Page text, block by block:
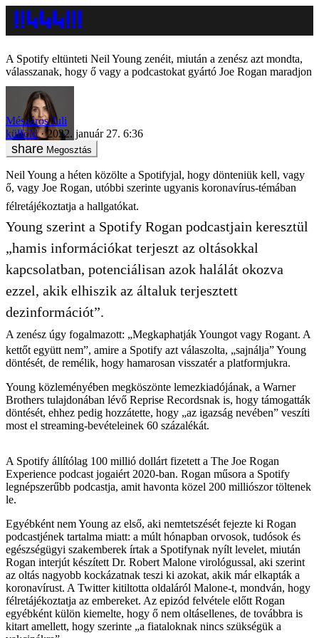
A Spotify eltünteti Neil Young zenéit, miután a zenész azt mondta,
válasszanak, hogy ő vagy a podcastokat gyártó Joe Rogan maradjon
Mészáros Juli
külföld
2022. január 27. 6:36
Megosztás
Neil Young a héten közölte a Spotifyjal, hogy dönteniük kell, vagy
ő, vagy Joe Rogan, utóbbi szerinte ugyanis koronavírus-témában
félretájékoztatja a hallgatókat.
Young szerint a Spotify Rogan podcastjain keresztül
„hamis információkat terjeszt az oltásokkal
kapcsolatban, potenciálisan azok halálát okozva
ezzel, akik elhiszik az általuk terjesztett
dezinformációt”.
A zenész úgy fogalmazott: „Megkaphatják Youngot vagy Rogant. A
kettőt együtt nem”, amire a Spotify azt válaszolta, „sajnálja” Young
döntését, de remélik, hogy hamarosan visszatér a platformjukra.
Young közleményében megköszönte lemezkiadójának, a Warner
Brothers tulajdonában lévő Reprise Recordsnak is, hogy támogatták
döntését, ehhez pedig hozzátette, hogy „az igazság nevében” veszíti
most el streaming-bevételeinek 60 százalékát.
A Spotify állítólag 100 millió dollárt fizetett a The Joe Rogan
Experience podcast jogaiért 2020-ban. Rogan műsora a Spotify
legnépszerűbb podcastja, amit havonta közel 200 milliószor töltenek
le.
Egyébként nem Young az első, aki nemtetszését fejezte ki Rogan
podcastjének tartalma miatt: a múlt hónapban orvosok, tudósok és
egészségügyi szakemberek írtak a Spotifynak nyílt levelet, miután
Rogan interjút készített Dr. Robert Malone virológussal, aki szerint
az oltás nagyobb kockázatnak teszi ki azokat, akik már elkapták a
koronavírust. A Twitter kitiltotta oldaláról Malone-t, mondván, hogy
félretájékoztatja az embereket. Az epizód felvétele előtt Rogan
egyébként külön kiemelte, hogy ő nem oltásellenes, de továbbra is
kitart amellett, hogy szerinte „a fiataloknak nincs szükségük a